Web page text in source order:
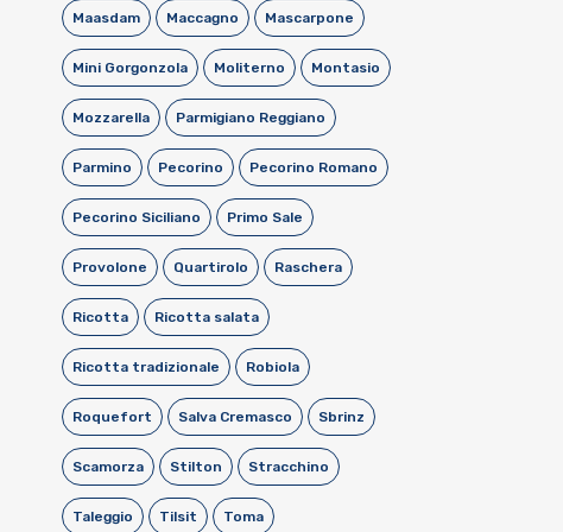
Maasdam Maccagno Mascarpone
Mini Gorgonzola Moliterno Montasio
Mozzarella Parmigiano Reggiano
Parmino Pecorino Pecorino Romano
Pecorino Siciliano Primo Sale
Provolone Quartirolo Raschera
Ricotta Ricotta salata
Ricotta tradizionale Robiola
Roquefort Salva Cremasco Sbrinz
Scamorza Stilton Stracchino
Taleggio Tilsit Toma